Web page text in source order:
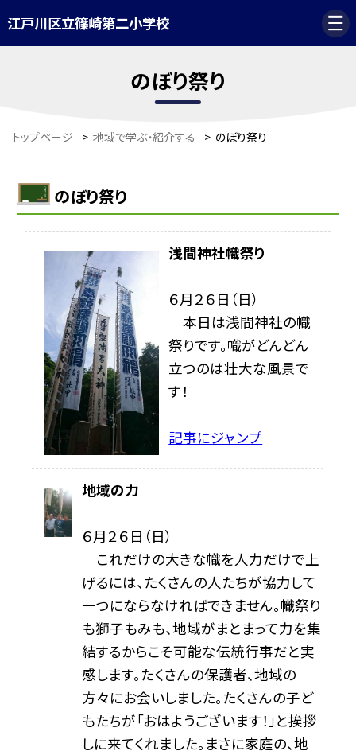
江戸川区立篠崎第二小学校
のぼり祭り
トップページ > 地域で学ぶ・紹介する > のぼり祭り
のぼり祭り
浅間神社幟祭り
６月２６日（日）
本日は浅間神社の幟
祭りです。幟がどんどん
立つのは壮大な風景で
す！
記事にジャンプ
地域の力
６月２６日（日）
これだけの大きな幟を人力だけで上
げるには、たくさんの人たちが協力して
一つにならなければできません。幟祭り
も獅子もみも、地域がまとまって力を集
結するからこそ可能な伝統行事だと実
感します。たくさんの保護者、地域の
方々にお会いしました。たくさんの子ど
もたちが「おはようございます！」と挨拶
しに来てくれました。まさに家庭の、地